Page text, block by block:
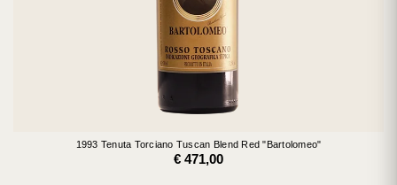
1993 Tenuta Torciano Tuscan Blend Red "Bartolomeo"
€ 471,00